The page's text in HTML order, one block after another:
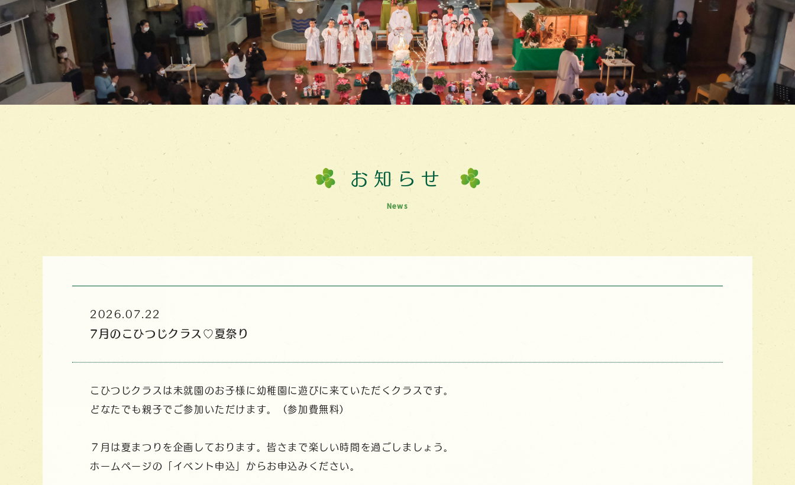
お知らせ
News
2026.07.22
7月のこひつじクラス♡夏祭り
こひつじクラスは未就園のお子様に幼稚園に遊びに来ていただくクラスです。
どなたでも親子でご参加いただけます。（参加費無料）
７月は夏まつりを企画しております。皆さまで楽しい時間を過ごしましょう。
ホームページの「イベント申込」からお申込みください。